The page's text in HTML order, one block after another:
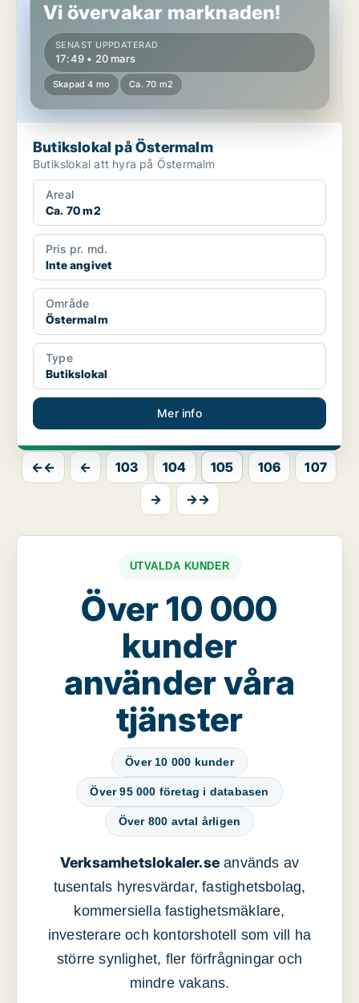
Vi övervakar marknaden!
SENAST UPPDATERAD
17:49 • 20 mars
Skapad 4 mo Ca. 70 m2
Butikslokal på Östermalm
Butikslokal att hyra på Östermalm
Areal
Ca. 70 m2
Pris pr. md.
Inte angivet
Område
Östermalm
Type
Butikslokal
Mer info
←← ← 103 104 105 106
107
→
→→
UTVALDA KUNDER
Över 10 000
kunder
använder våra
tjänster
Över 10 000 kunder
Över 95 000 företag i databasen
Över 800 avtal årligen
Verksamhetslokaler.se används av
tusentals hyresvärdar, fastighetsbolag,
kommersiella fastighetsmäklare,
investerare och kontorshotell som vill ha
större synlighet, fler förfrågningar och
mindre vakans.